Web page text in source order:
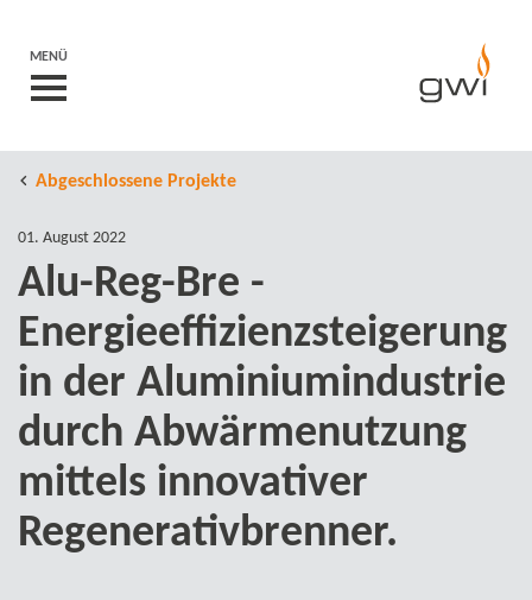
MENÜ
Abgeschlossene Projekte
01. August 2022
Alu-​Reg-Bre -
Energieeffizienzsteigerung
in der Aluminiumindustrie
durch Abwärmenutzung
mittels innovativer
Regenerativbrenner.